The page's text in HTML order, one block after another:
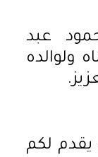
عبد
ولوالده
يقدم لكم